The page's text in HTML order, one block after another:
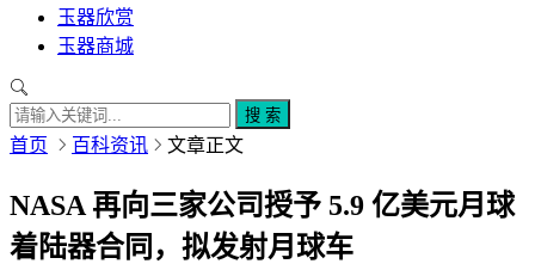
玉器欣赏
玉器商城
搜 索
首页 百科资讯 文章正文
NASA 再向三家公司授予 5.9 亿美元月球
着陆器合同，拟发射月球车